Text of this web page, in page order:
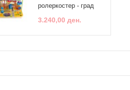
ролеркостер - град
3.240,00 ден.